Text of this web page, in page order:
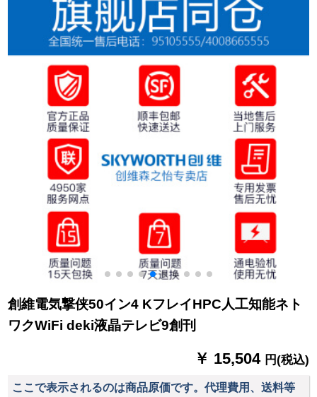
ング一体機遠隔会議
シストを表す。
創維電気撃侠50イン4 KフレイHPC人工知能ネト
ワクWiFi deki液晶テレビ9創刊
￥ 15,504 円(税込)
ここで表示されるのは商品原価です。代理費用、送料等